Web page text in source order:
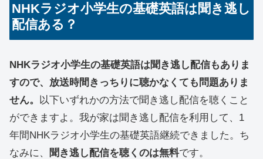
NHKラジオ小学生の基礎英語は聞き逃し
配信ある？
NHKラジオ小学生の基礎英語は聞き逃し配信もありま
すので、放送時間きっちりに聴かなくても問題ありま
せん。
以下いずれかの方法で聞き逃し配信を聴くこと
ができますよ。我が家は聞き逃し配信を利用して、1
年間NHKラジオ小学生の基礎英語継続できました。ち
なみに、
聞き逃し配信を聴くのは無料です。